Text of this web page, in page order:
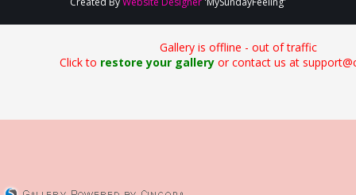
Gallery is offline - out of traffic
Click to restore your galleryor contact us at